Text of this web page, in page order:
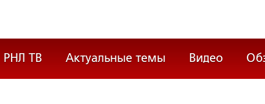
РНЛ ТВ Актуальные темы Видео